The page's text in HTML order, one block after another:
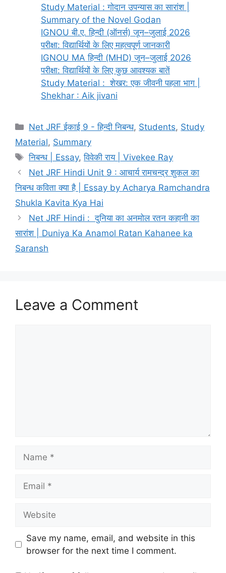
Study Material : गोदान उपन्यास का सारांश |
Summary of the Novel Godan
IGNOU बी.ए. हिन्दी (ऑनर्स) जून–जुलाई 2026
परीक्षा: विद्यार्थियों के लिए महत्वपूर्ण जानकारी
IGNOU MA हिन्दी (MHD) जून–जुलाई 2026
परीक्षा: विद्यार्थियों के लिए कुछ आवश्यक बातें
Study Material : शेखर: एक जीवनी पहला भाग |
Shekhar : Aik jivani
Net JRF ईकाई 9 - हिन्दी निबन्ध, Students, Study
Material, Summary
निबन्ध | Essay,विवेकी राय | Vivekee Ray
Net JRF Hindi Unit 9 : आचार्य रामचन्द्र शुकल का
निबन्ध कविता क्या है | Essay by Acharya Ramchandra
Shukla Kavita Kya Hai
Net JRF Hindi : दुनिया का अनमोल रतन कहानी का
सारांश | Duniya Ka Anamol Ratan Kahanee ka
Saransh
Leave a Comment
Save my name, email, and website in this
browser for the next time I comment.